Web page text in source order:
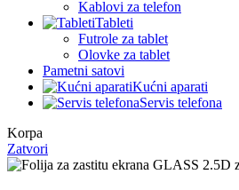
Kablovi za telefon
Tableti
Futrole za tablet
Olovke za tablet
Pametni satovi
Kućni aparati
Servis telefona
Korpa
Zatvori